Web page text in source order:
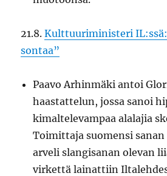
21.8.Kulttuuriministeri
sontaa”
Paavo Arhinmäki antoi
haastattelun, jossa sanoi
kimaltelevampaa alalajia
Toimittaja suomensi
arveli slangisanan olevan
virkettä lainattiin